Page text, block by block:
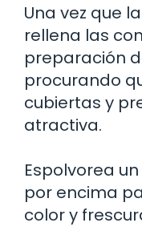
Una vez que
rellena las
preparación
procurando
cubiertas y
atractiva.
Espolvorea
por encima
color y